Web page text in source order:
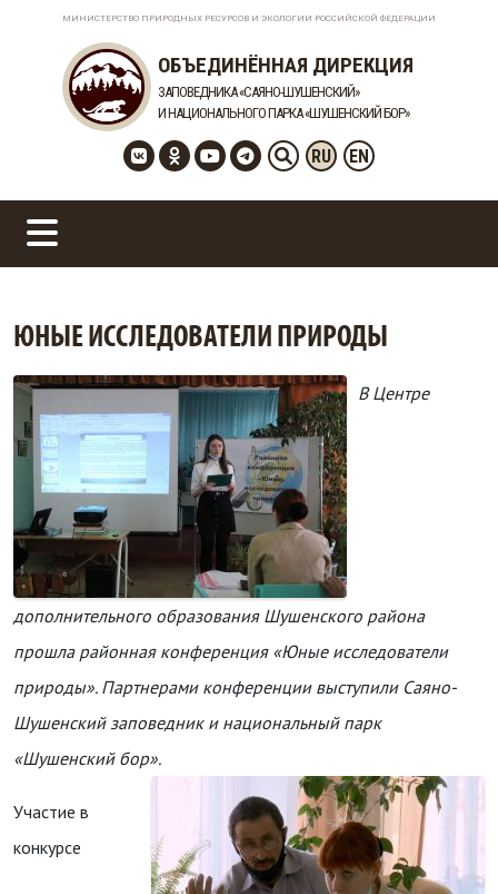
МИНИСТЕРСТВО ПРИРОДНЫХ РЕСУРСОВ И ЭКОЛОГИИ РОССИЙСКОЙ ФЕДЕРАЦИИ
ОБЪЕДИНЁННАЯ ДИРЕКЦИЯ
ЗАПОВЕДНИКА «САЯНО-ШУШЕНСКИЙ»
И НАЦИОНАЛЬНОГО ПАРКА «ШУШЕНСКИЙ БОР»
RU EN
ЮНЫЕ ИССЛЕДОВАТЕЛИ ПРИРОДЫ
В Центре
дополнительного образования Шушенского района
прошла районная конференция «Юные исследователи
природы». Партнерами конференции выступили Саяно-
Шушенский заповедник и национальный парк
«Шушенский бор».
Участие в
конкурсе